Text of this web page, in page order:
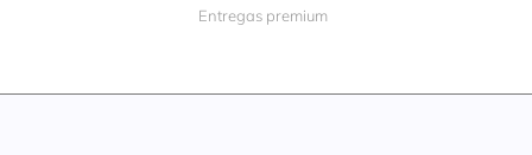
Entregas premium